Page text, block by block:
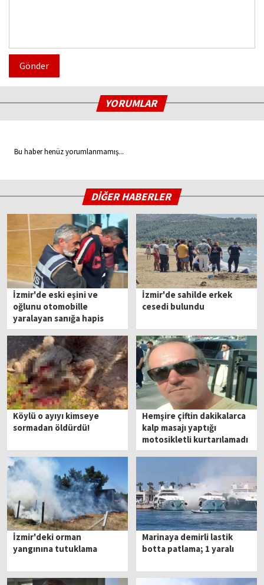
Gönder
YORUMLAR
Bu haber henüz yorumlanmamış...
DİĞER HABERLER
İzmir'de eski eşini ve
oğlunu otomobille
yaralayan sanığa hapis
cezası!
İzmir'de sahilde erkek
cesedi bulundu
Köylü o ayıyı kimseye
sormadan öldürdü!
Hemşire çiftin dakikalarca
kalp masajı yaptığı
motosikletli kurtarılamadı
İzmir'deki orman
yangınına tutuklama
Marinaya demirli lastik
botta patlama; 1 yaralı